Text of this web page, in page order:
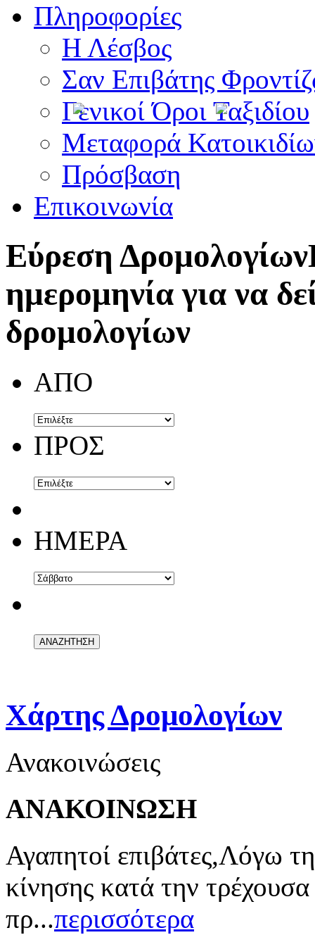
Πληροφορίες
Η Λέσβος
Σαν Επιβάτης
Γενικοί Όροι Ταξιδίου
Μεταφορά
Πρόσβαση
Επικοινωνία
Εύρεση Δρομολογίων
ημερομηνία για να
δρομολογίων
ΑΠΟ
ΠΡΟΣ
ΗΜΕΡΑ
Χάρτης Δρομολογίων
Ανακοινώσεις
ΑΝΑΚΟΙΝΩΣΗ
Αγαπητοί επιβάτες,Λόγω
κίνησης κατά την
πρ...περισσότερα